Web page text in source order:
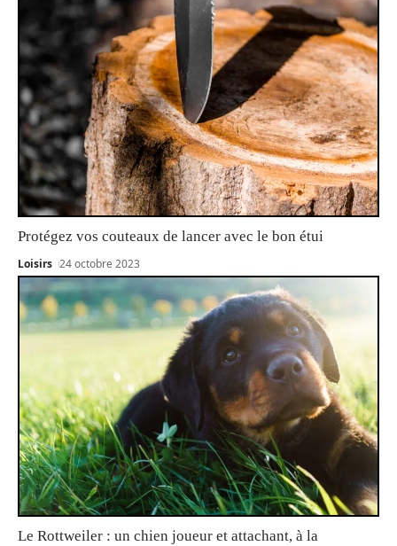
Protégez vos couteaux de lancer avec le bon étui
Loisirs 24 octobre 2023
Le Rottweiler : un chien joueur et attachant, à la